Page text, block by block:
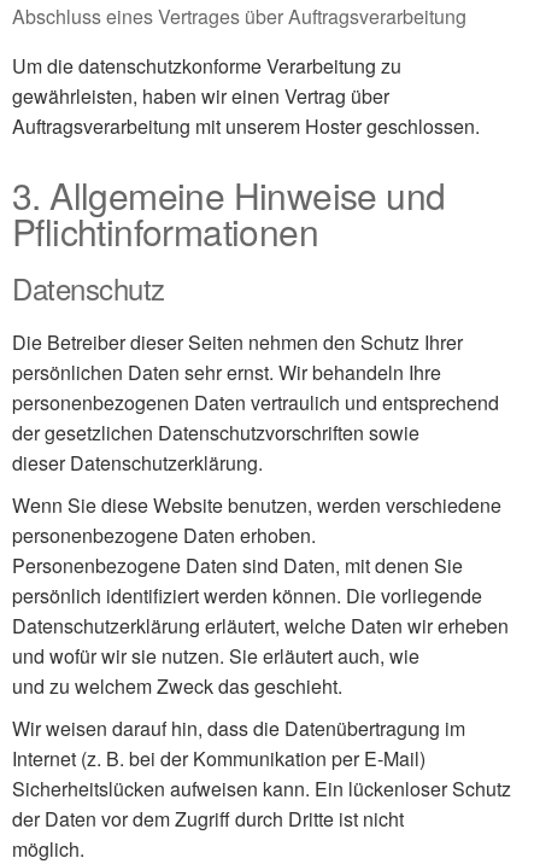
Abschluss eines Vertrages über Auftragsverarbeitung
Um die datenschutzkonforme Verarbeitung zu
gewährleisten, haben wir einen Vertrag über
Auftragsverarbeitung mit unserem Hoster geschlossen.
3. Allgemeine Hinweise und
Pflichtinformationen
Datenschutz
Die Betreiber dieser Seiten nehmen den Schutz Ihrer
persönlichen Daten sehr ernst. Wir behandeln Ihre
personenbezogenen Daten vertraulich und entsprechend
der gesetzlichen Datenschutzvorschriften sowie
dieser Datenschutzerklärung.
Wenn Sie diese Website benutzen, werden verschiedene
personenbezogene Daten erhoben.
Personenbezogene Daten sind Daten, mit denen Sie
persönlich identifiziert werden können. Die vorliegende
Datenschutzerklärung erläutert, welche Daten wir erheben
und wofür wir sie nutzen. Sie erläutert auch, wie
und zu welchem Zweck das geschieht.
Wir weisen darauf hin, dass die Datenübertragung im
Internet (z. B. bei der Kommunikation per E-Mail)
Sicherheitslücken aufweisen kann. Ein lückenloser Schutz
der Daten vor dem Zugriff durch Dritte ist nicht
möglich.